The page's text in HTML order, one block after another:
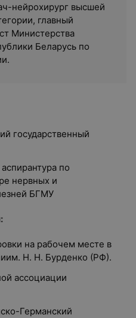
нейрохирург высшей
главный
Министерства
Беларусь по
государственный
по
нервных и
БГМУ
на рабочем месте в
Н. Н. Бурденко (РФ).
ассоциации
Германский